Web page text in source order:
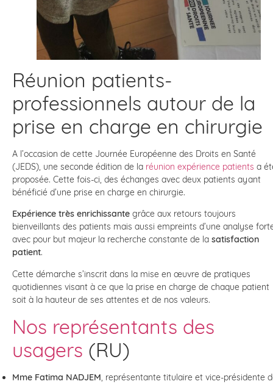
Réunion patients-
professionnels autour de la
prise en charge en chirurgie
A l’occasion de cette Journée Européenne des Droits en Santé
(JEDS), une seconde édition de la réunion expérience patients a
proposée. Cette fois-ci, des échanges avec deux patients ayant
bénéficié d’une prise en charge en chirurgie.
Expérience très enrichissante grâce aux retours toujours
bienveillants des patients mais aussi empreints d’une analyse
avec pour but majeur la recherche constante de la satisfaction
patient.
Cette démarche s’inscrit dans la mise en œuvre de pratiques
quotidiennes visant à ce que la prise en charge de chaque patient
soit à la hauteur de ses attentes et de nos valeurs.
Nos représentants des
usagers (RU)
Mme Fatima NADJEM, représentante titulaire et vice-présidente